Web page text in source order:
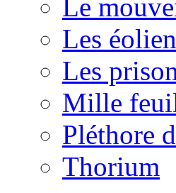
Le
Les
Les
Mille
Pléthore
Thorium